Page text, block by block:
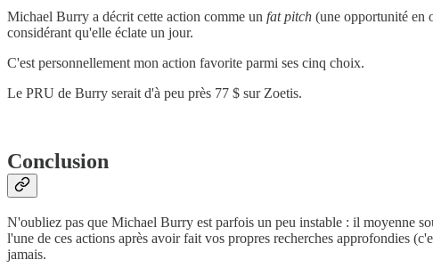
Michael Burry a décrit cette action comme un fat pitch (une opportunité en
considérant qu'elle éclate un jour.
C'est personnellement mon action favorite parmi ses cinq choix.
Le PRU de Burry serait d'à peu près 77 $ sur Zoetis.
Conclusion
N'oubliez pas que Michael Burry est parfois un peu instable : il moyenne
l'une de ces actions après avoir fait vos propres recherches approfondies
jamais.